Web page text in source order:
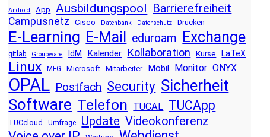
Android App Ausbildungspool Barrierefreiheit
Campusnetz Cisco Datenbank Datenschutz Drucken
E-Learning E-Mail eduroam Exchange
gitlab Groupware IdM Kalender Kollaboration Kurse LaTeX
Linux MFG Microsoft Mitarbeiter Mobil Monitor ONYX
OPAL Postfach Security Sicherheit
Software Telefon TUCAL TUCApp
TUCcloud Umfrage Update Videokonferenz